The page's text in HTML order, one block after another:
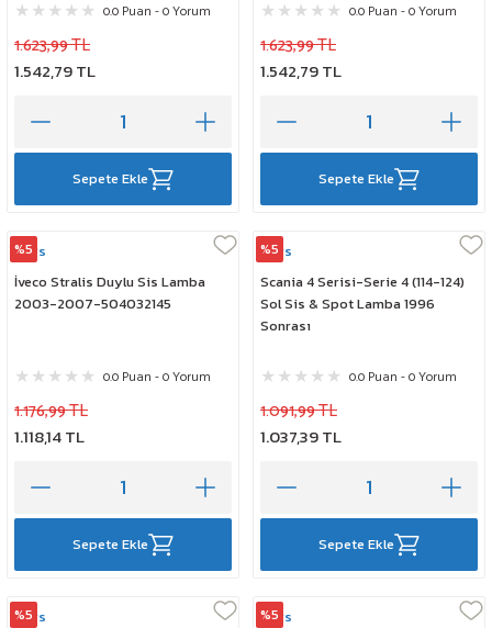
0.0 Puan - 0 Yorum
1.623,99 TL
1.542,79 TL
Sepete Ekle
0.0 Puan - 0 Yorum
1.623,99 TL
1.542,79 TL
Sepete Ekle
%5
Mars
İveco Stralis Duylu Sis Lamba
2003-2007-504032145
0.0 Puan - 0 Yorum
1.176,99 TL
1.118,14 TL
Sepete Ekle
%5
Mars
Scania 4 Serisi-Serie 4 (114-124)
Sol Sis & Spot Lamba 1996
Sonrası
0.0 Puan - 0 Yorum
1.091,99 TL
1.037,39 TL
Sepete Ekle
%5
Mars
%5
Mars